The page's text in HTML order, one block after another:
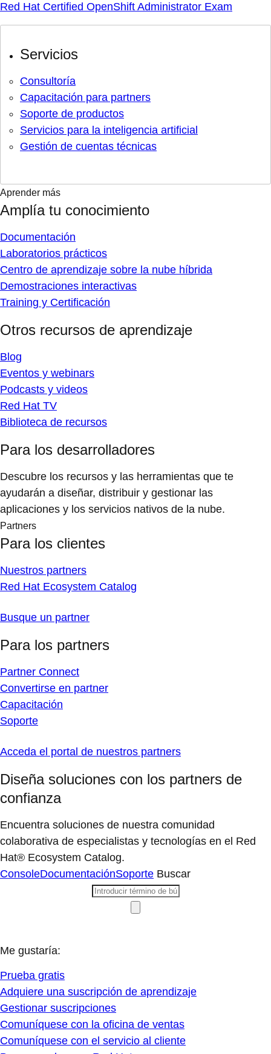
Red Hat Certified OpenShift Administrator Exam
Servicios
Consultoría
Capacitación para partners
Soporte de productos
Servicios para la inteligencia artificial
Gestión de cuentas técnicas
Aprender más
Amplía tu conocimiento
Documentación
Laboratorios prácticos
Centro de aprendizaje sobre la nube híbrida
Demostraciones interactivas
Training y Certificación
Otros recursos de aprendizaje
Blog
Eventos y webinars
Podcasts y videos
Red Hat TV
Biblioteca de recursos
Para los desarrolladores
Descubre los recursos y las herramientas que te
ayudarán a diseñar, distribuir y gestionar las
aplicaciones y los servicios nativos de la nube.
Partners
Para los clientes
Nuestros partners
Red Hat Ecosystem Catalog
Busque un partner
Para los partners
Partner Connect
Convertirse en partner
Capacitación
Soporte
Acceda el portal de nuestros partners
Diseña soluciones con los partners de
confianza
Encuentra soluciones de nuestra comunidad
colaborativa de especialistas y tecnologías en el Red
Hat® Ecosystem Catalog.
ConsoleDocumentaciónSoporte Buscar
Me gustaría:
Prueba gratis
Adquiere una suscripción de aprendizaje
Gestionar suscripciones
Comuníquese con la oficina de ventas
Comuníquese con el servicio al cliente